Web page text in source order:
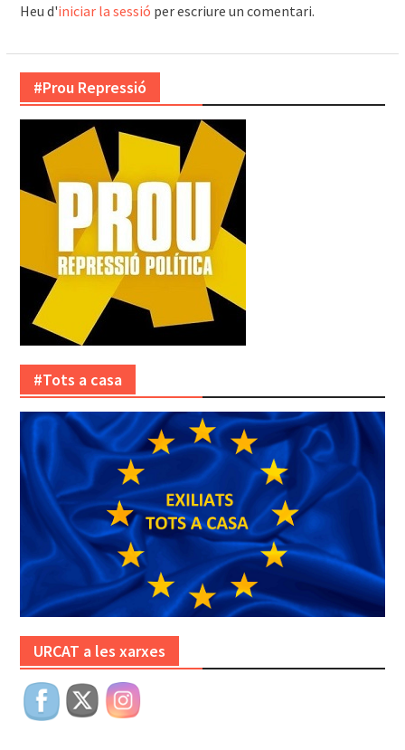
Heu d'iniciar la sessió per escriure un comentari.
#Prou Repressió
#Tots a casa
URCAT a les xarxes